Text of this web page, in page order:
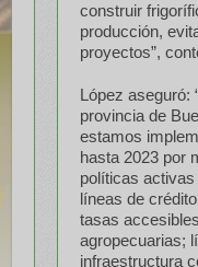
construir
producción,
proyectos”,
López aseguró:
provincia de
estamos
hasta 2023 por
políticas
líneas de
tasas
agropecuarias;
infraestructura